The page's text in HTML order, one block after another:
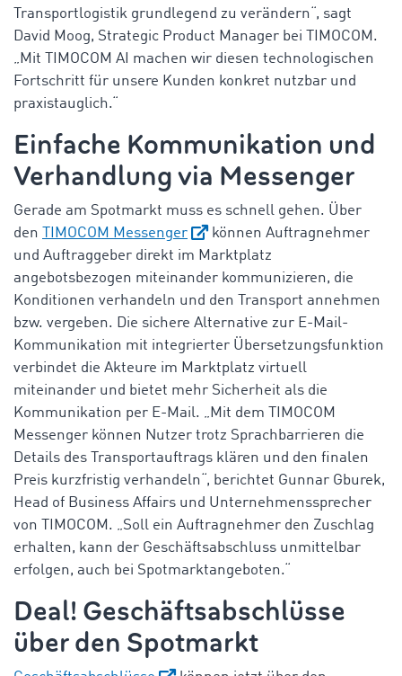
Transportlogistik grundlegend zu verändern“, sagt
David Moog, Strategic Product Manager bei TIMOCOM.
„Mit TIMOCOM AI machen wir diesen technologischen
Fortschritt für unsere Kunden konkret nutzbar und
praxistauglich.“
Einfache Kommunikation und
Verhandlung via Messenger
Gerade am Spotmarkt muss es schnell gehen. Über
den
TIMOCOM Messenger
können Auftragnehmer
und Auftraggeber direkt im Marktplatz
angebotsbezogen miteinander kommunizieren, die
Konditionen verhandeln und den Transport annehmen
bzw. vergeben. Die sichere Alternative zur E-Mail-
Kommunikation mit integrierter Übersetzungsfunktion
verbindet die Akteure im Marktplatz virtuell
miteinander und bietet mehr Sicherheit als die
Kommunikation per E-Mail. „Mit dem TIMOCOM
Messenger können Nutzer trotz Sprachbarrieren die
Details des Transportauftrags klären und den finalen
Preis kurzfristig verhandeln“, berichtet Gunnar Gburek,
Head of Business Affairs und Unternehmenssprecher
von TIMOCOM. „Soll ein Auftragnehmer den Zuschlag
erhalten, kann der Geschäftsabschluss unmittelbar
erfolgen, auch bei Spotmarktangeboten.“
Deal! Geschäftsabschlüsse
über den Spotmarkt